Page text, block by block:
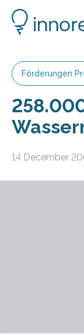
Förderungen
14 December